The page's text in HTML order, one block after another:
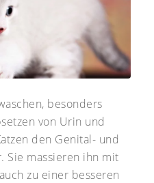
besonders
von Urin und
den Genital- und
Sie massieren ihn mit
zu einer besseren